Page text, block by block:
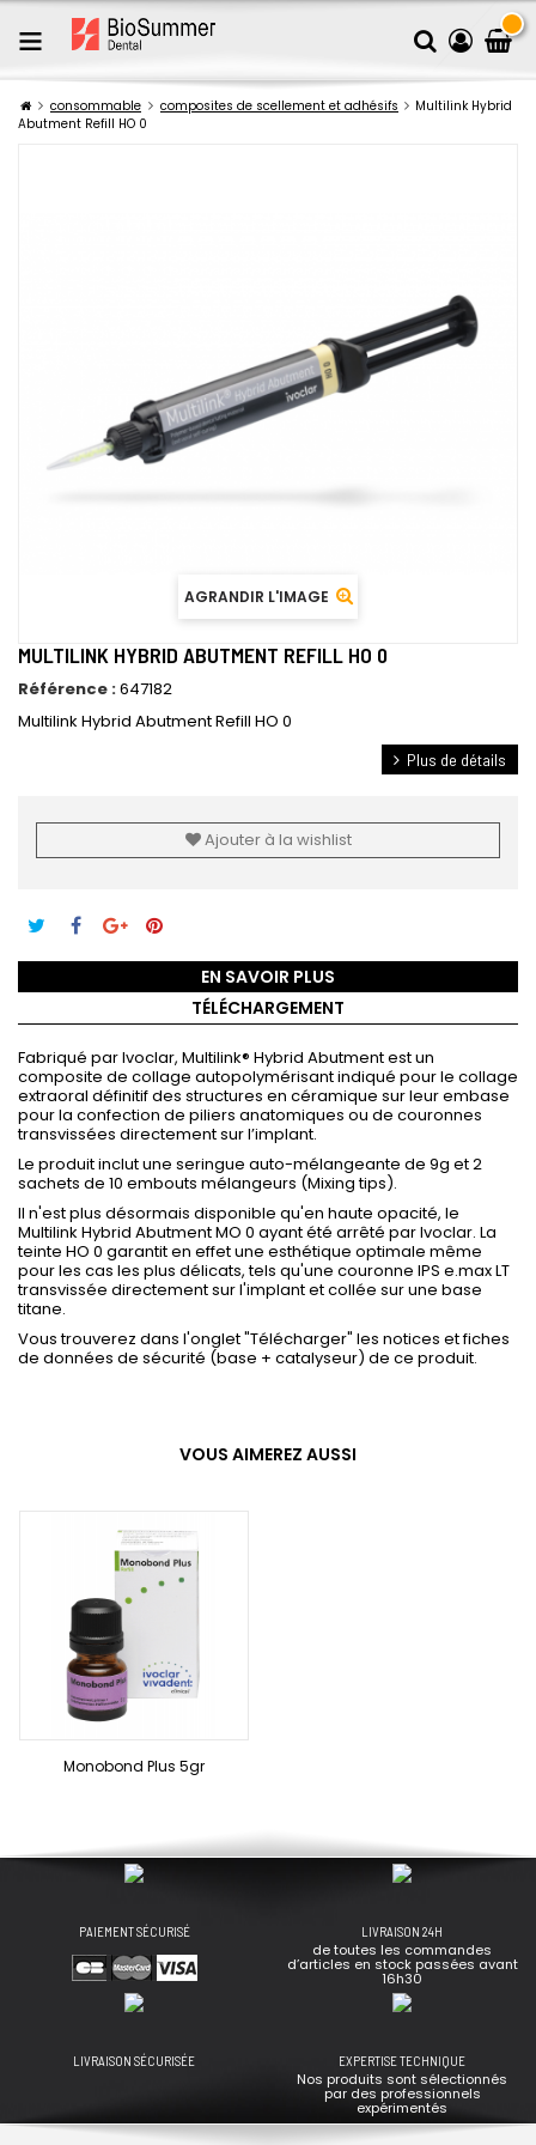
consommable composites de scellement et adhésifs
Multilink Hybrid
Abutment Refill HO 0
AGRANDIR L'IMAGE
MULTILINK HYBRID ABUTMENT REFILL HO 0
Référence :647182
Multilink Hybrid Abutment Refill HO 0
Plus de détails
Ajouter à la wishlist
EN SAVOIR PLUS
TÉLÉCHARGEMENT
Fabriqué par Ivoclar, Multilink® Hybrid Abutment est un
composite de collage autopolymérisant indiqué pour le collage
extraoral définitif des structures en céramique sur leur embase
pour la confection de piliers anatomiques ou de couronnes
transvissées directement sur l’implant.
Le produit inclut une seringue auto-mélangeante de 9g et 2
sachets de 10 embouts mélangeurs (Mixing tips).
Il n'est plus désormais disponible qu'en haute opacité, le
Multilink Hybrid Abutment MO 0 ayant été arrêté par Ivoclar. La
teinte HO 0 garantit en effet une esthétique optimale même
pour les cas les plus délicats, tels qu'une couronne IPS e.max LT
transvissée directement sur l'implant et collée sur une base
titane.
Vous trouverez dans l'onglet "Télécharger" les notices et fiches
de données de sécurité (base + catalyseur) de ce produit.
VOUS AIMEREZ AUSSI
Monobond Plus 5gr
PAIEMENT SÉCURISÉ LIVRAISON 24H
de toutes les commandes
d’articles en stock passées avant
16h30
LIVRAISON SÉCURISÉE EXPERTISE TECHNIQUE
Nos produits sont sélectionnés
par des professionnels
expérimentés